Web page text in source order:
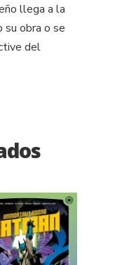
llega a la
su obra o se
del